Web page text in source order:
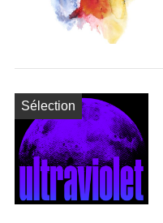
Sélection